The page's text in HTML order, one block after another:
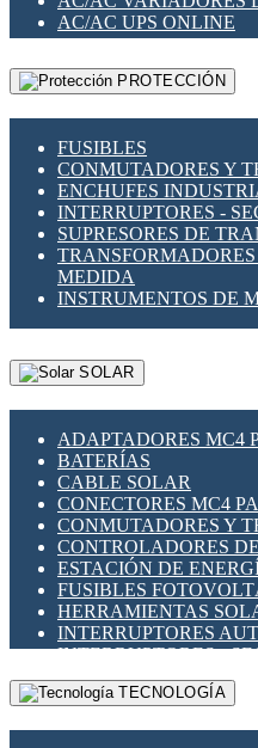
MESHTASTIC
AC/AC UPS ONLINE
PROTECCIÓN
FUSIBLES
CONMUTADORES Y
ENCHUFES
INTERRUPTORES -
SUPRESORES DE
MEDIDA
INSTRUMENTOS DE
SOLAR
ADAPTADORES MC4
BATERÍAS
CABLE SOLAR
CONECTORES MC4
CONMUTADORES Y
CONTROLADORES
ESTACIÓN DE
FUSIBLES
HERRAMIENTAS
INTERRUPTORES
INTERRUPTORES -
FOTOVOLTÁICOS
MONTAJE PANEL
TECNOLOGÍA